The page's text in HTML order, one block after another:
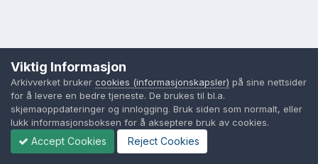
Viktig Informasjon
Arkivverket bruker cookies (informasjonskapsler) på sine nettsider
for å levere en bedre tjeneste. De brukes til bl.a.
skjemaoppdateringer og innlogging. Bruk siden som normalt, eller
lukk informasjonsboksen for å akseptere bruk av cookies.
Accept Cookies Reject Cookies